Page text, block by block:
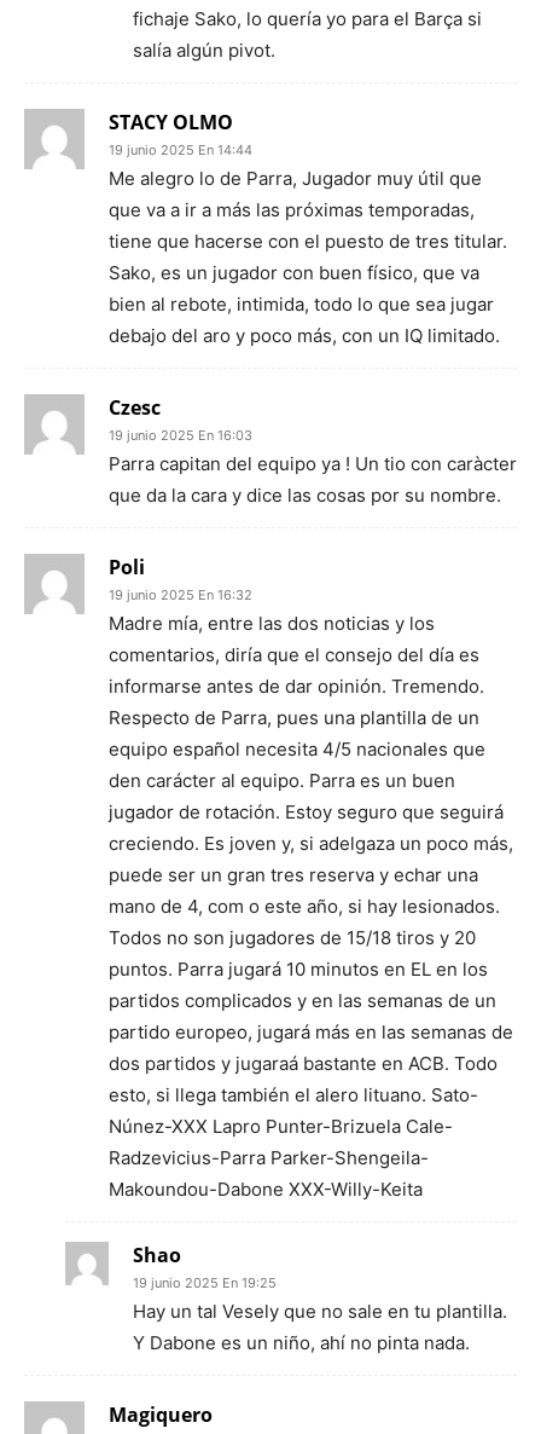
fichaje Sako, lo quería yo para el Barça si
salía algún pivot.
STACY OLMO
19 junio 2025 En 14:44
Me alegro lo de Parra, Jugador muy útil que
que va a ir a más las próximas temporadas,
tiene que hacerse con el puesto de tres titular.
Sako, es un jugador con buen físico, que va
bien al rebote, intimida, todo lo que sea jugar
debajo del aro y poco más, con un IQ limitado.
Czesc
19 junio 2025 En 16:03
Parra capitan del equipo ya ! Un tio con caràcter
que da la cara y dice las cosas por su nombre.
Poli
19 junio 2025 En 16:32
Madre mía, entre las dos noticias y los
comentarios, diría que el consejo del día es
informarse antes de dar opinión. Tremendo.
Respecto de Parra, pues una plantilla de un
equipo español necesita 4/5 nacionales que
den carácter al equipo. Parra es un buen
jugador de rotación. Estoy seguro que seguirá
creciendo. Es joven y, si adelgaza un poco más,
puede ser un gran tres reserva y echar una
mano de 4, com o este año, si hay lesionados.
Todos no son jugadores de 15/18 tiros y 20
puntos. Parra jugará 10 minutos en EL en los
partidos complicados y en las semanas de un
partido europeo, jugará más en las semanas de
dos partidos y jugaraá bastante en ACB. Todo
esto, si llega también el alero lituano. Sato-
Núnez-XXX Lapro Punter-Brizuela Cale-
Radzevicius-Parra Parker-Shengeila-
Makoundou-Dabone XXX-Willy-Keita
Shao
19 junio 2025 En 19:25
Hay un tal Vesely que no sale en tu plantilla.
Y Dabone es un niño, ahí no pinta nada.
Magiquero